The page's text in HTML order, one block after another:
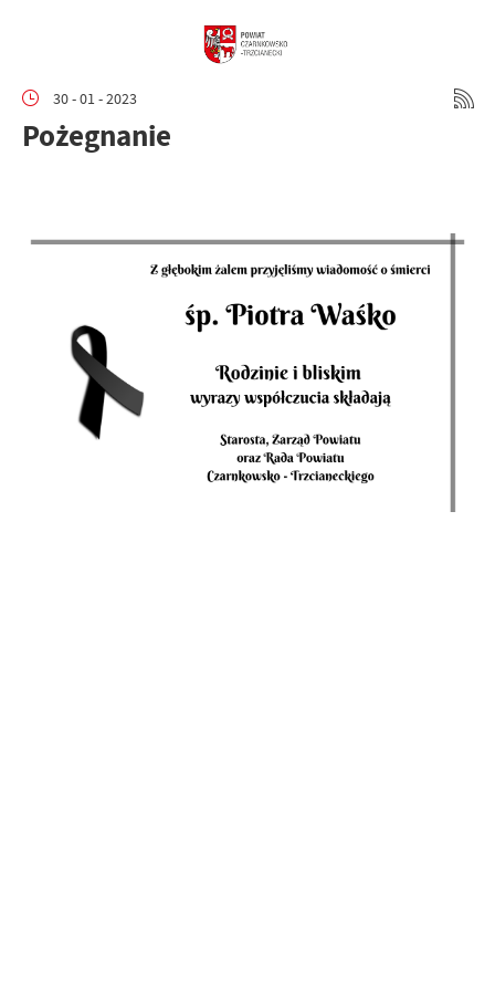
30 - 01 - 2023
Pożegnanie